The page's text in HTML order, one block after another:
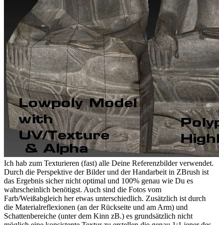
Ich hab zum Texturieren (fast) alle Deine Referenzbilder verwendet.
Durch die Perspektive der Bilder und der Handarbeit in ZBrush ist
das Ergebnis sicher nicht optimal und 100% genau wie Du es
wahrscheinlich benötigst. Auch sind die Fotos vom
Farb/Weißabgleich her etwas unterschiedlich. Zusätzlich ist durch
die Materialreflexionen (an der Rückseite und am Arm) und
Schattenbereiche (unter dem Kinn zB.) es grundsätzlich nicht